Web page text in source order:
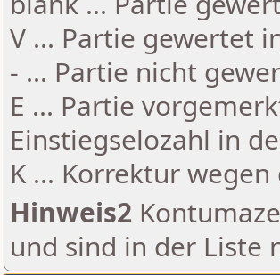
V ... Partie gewertet
- ... Partie nicht
E ... Partie
Einstiegselozahl in
K ... Korrektur
Hinweis2
und sind in der Liste